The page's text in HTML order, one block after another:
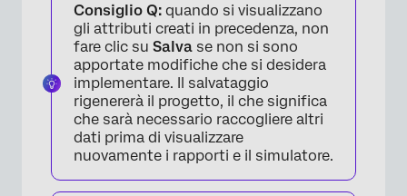
×
Consiglio Q: quando si visualizzano
gli attributi creati in precedenza, non
fare clic su Salva se non si sono
apportate modifiche che si desidera
implementare. Il salvataggio
rigenererà il progetto, il che significa
che sarà necessario raccogliere altri
dati prima di visualizzare
nuovamente i rapporti e il simulatore.